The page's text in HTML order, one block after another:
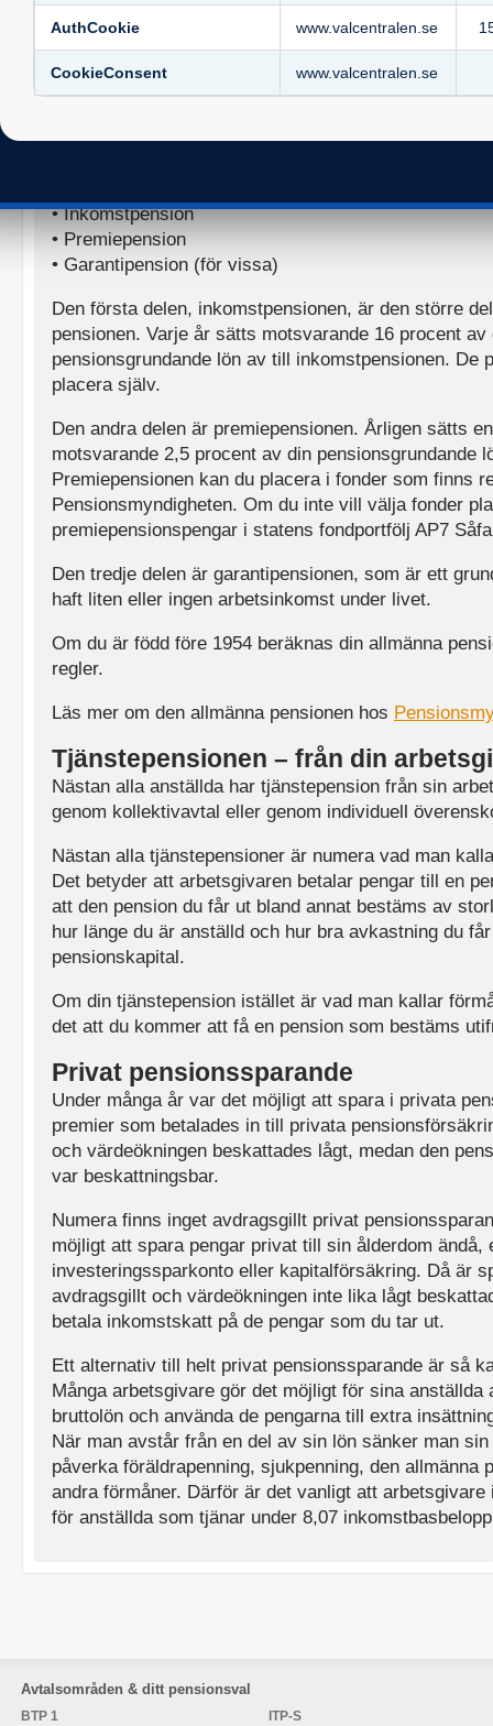
AuthCookie www.valcentralen.se
CookieConsent www.valcentralen.se
Storleken på den allmänna pensionen bestäms av
blir din allmänna pension. Men det finns ett tak för
innebär att inkomster över en viss gräns inte ger
2026 är 673 038 kronor.
• Inkomstpension
• Premiepension
• Garantipension (för vissa)
Den första delen, inkomstpensionen, är den större
pensionen. Varje år sätts motsvarande 16 procent av
pensionsgrundande lön av till inkomstpensionen. De
placera själv.
Den andra delen är premiepensionen. Årligen sätts
motsvarande 2,5 procent av din pensionsgrundande
Premiepensionen kan du placera i fonder som finns
Pensionsmyndigheten. Om du inte vill välja fonder
premiepensionspengar i statens fondportfölj AP7
Den tredje delen är garantipensionen, som är ett
haft liten eller ingen arbetsinkomst under livet.
Om du är född före 1954 beräknas din allmänna
regler.
Läs mer om den allmänna pensionen hos
Tjänstepensionen – från din
Nästan alla anställda har tjänstepension från sin
genom kollektivavtal eller genom individuell
Nästan alla tjänstepensioner är numera vad man
Det betyder att arbetsgivaren betalar pengar till en
att den pension du får ut bland annat bestäms av
hur länge du är anställd och hur bra avkastning du
pensionskapital.
Om din tjänstepension istället är vad man kallar
det att du kommer att få en pension som bestäms
Privat pensionssparande
Under många år var det möjligt att spara i privata
premier som betalades in till privata
och värdeökningen beskattades lågt, medan den
var beskattningsbar.
Numera finns inget avdragsgillt privat
möjligt att spara pengar privat till sin ålderdom ändå,
investeringssparkonto eller kapitalförsäkring. Då är
avdragsgillt och värdeökningen inte lika lågt
betala inkomstskatt på de pengar som du tar ut.
Ett alternativ till helt privat pensionssparande är så
Många arbetsgivare gör det möjligt för sina anställda
bruttolön och använda de pengarna till extra
När man avstår från en del av sin lön sänker man
påverka föräldrapenning, sjukpenning, den allmänna
andra förmåner. Därför är det vanligt att
för anställda som tjänar under 8,07
Avtalsområden & ditt pensionsval
BTP 1 ITP-S